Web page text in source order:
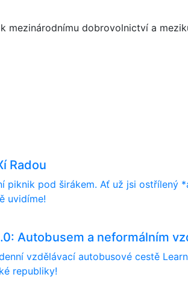
mezinárodnímu dobrovolnictví a
Radou
piknik pod širákem. Ať už jsi ostřílený
uvidíme!
Autobusem a neformálním
vzdělávací autobusové cestě
republiky!